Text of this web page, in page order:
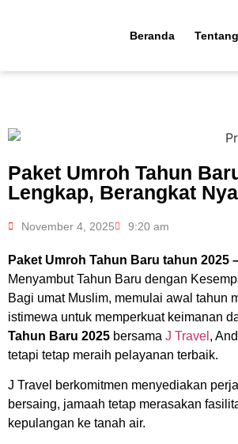
Beranda
Paket Umroh Tahun
Lengkap, Berangkat
November 4, 2025 9:20 am
Paket Umroh Tahun Baru tahun 2025
Menyambut Tahun Baru dengan
Bagi umat Muslim, memulai awal tahun
istimewa untuk memperkuat keimanan
Tahun Baru 2025 bersama J Travel ,
tetapi tetap meraih pelayanan terbaik.
J Travel berkomitmen menyediakan
bersaing, jamaah tetap merasakan
kepulangan ke tanah air.